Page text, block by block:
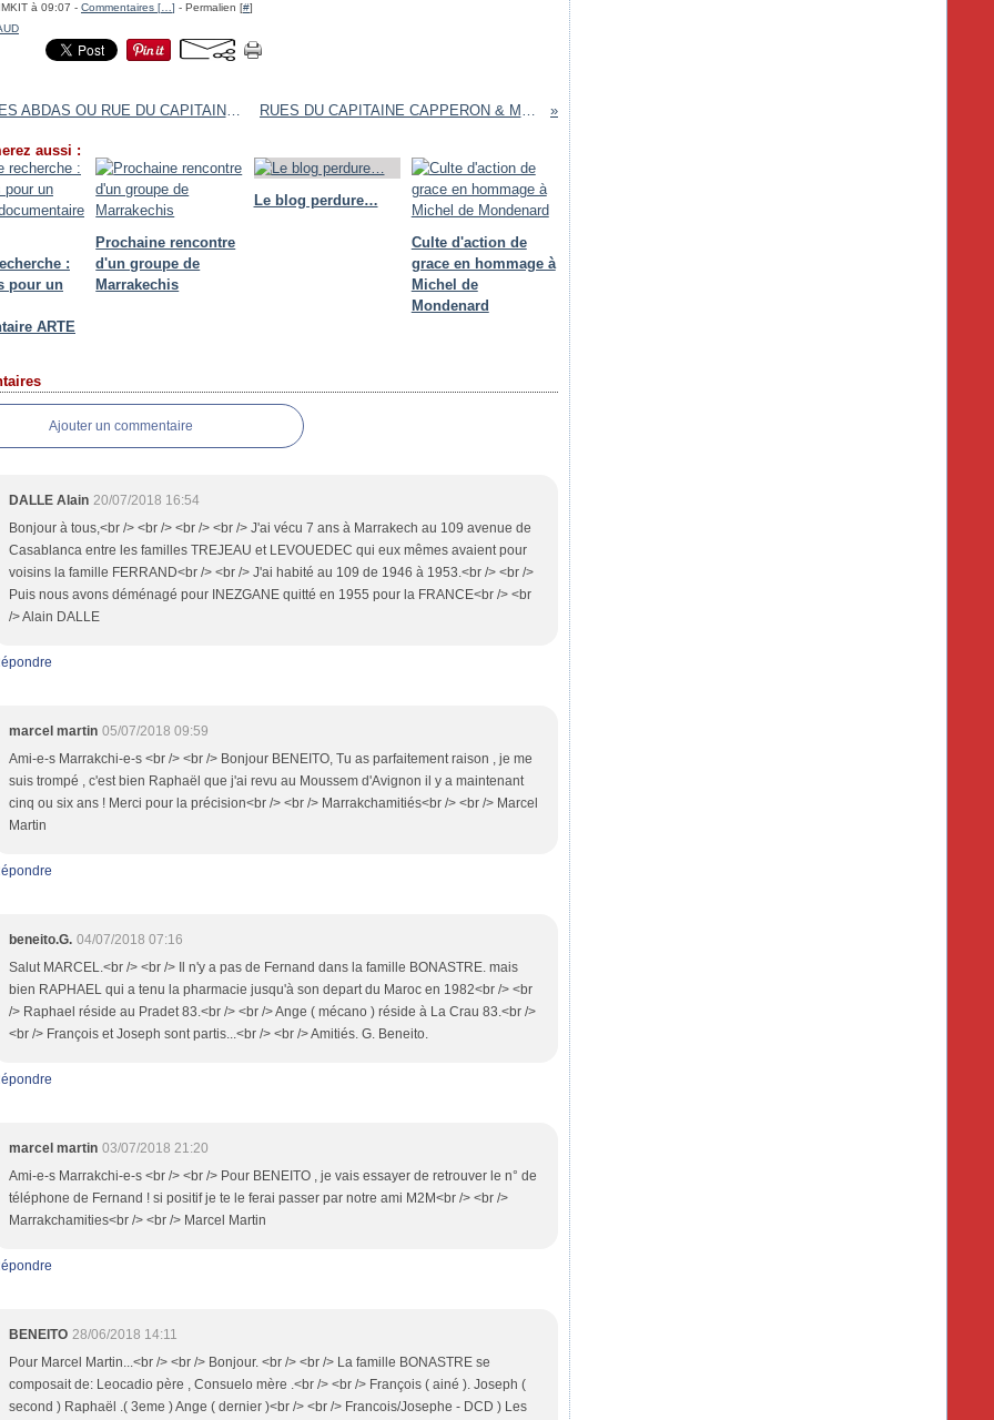
à 09:07 - Commentaires [ ] - Permalien [#]
RUE DES ABDAS OU RUE DU CAPITAINE TRAËN RUES DU CAPITAINE CAPPERON & MARIE LAY
aussi :
:
pour un
ARTE
Prochaine rencontre
d'un groupe de
Marrakechis
Le blog perdure…
Culte d'action de
grace en hommage à
Michel de
Mondenard
Ajouter un commentaire
DALLE Alain 20/07/2018 16:54
Bonjour à tous,<br /> <br /> <br /> <br /> J'ai vécu 7 ans à Marrakech au 109 avenue de
Casablanca entre les familles TREJEAU et LEVOUEDEC qui eux mêmes avaient pour
voisins la famille FERRAND<br /> <br /> J'ai habité au 109 de 1946 à 1953.<br /> <br />
Puis nous avons déménagé pour INEZGANE quitté en 1955 pour la FRANCE<br /> <br
/> Alain DALLE
marcel martin 05/07/2018 09:59
Ami-e-s Marrakchi-e-s <br /> <br /> Bonjour BENEITO, Tu as parfaitement raison , je me
suis trompé , c'est bien Raphaël que j'ai revu au Moussem d'Avignon il y a maintenant
cinq ou six ans ! Merci pour la précision<br /> <br /> Marrakchamitiés<br /> <br /> Marcel
Martin
beneito.G. 04/07/2018 07:16
Salut MARCEL.<br /> <br /> Il n'y a pas de Fernand dans la famille BONASTRE. mais
bien RAPHAEL qui a tenu la pharmacie jusqu'à son depart du Maroc en 1982<br /> <br
/> Raphael réside au Pradet 83.<br /> <br /> Ange ( mécano ) réside à La Crau 83.<br />
<br /> François et Joseph sont partis...<br /> <br /> Amitiés. G. Beneito.
marcel martin 03/07/2018 21:20
Ami-e-s Marrakchi-e-s <br /> <br /> Pour BENEITO , je vais essayer de retrouver le n° de
téléphone de Fernand ! si positif je te le ferai passer par notre ami M2M<br /> <br />
Marrakchamities<br /> <br /> Marcel Martin
BENEITO 28/06/2018 14:11
Pour Marcel Martin...<br /> <br /> Bonjour. <br /> <br /> La famille BONASTRE se
composait de: Leocadio père , Consuelo mère .<br /> <br /> François ( ainé ). Joseph (
second ) Raphaël .( 3eme ) Ange ( dernier )<br /> <br /> Francois/Josephe - DCD ) Les